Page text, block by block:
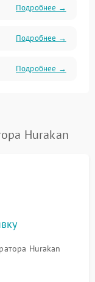
Подробнее →
Подробнее →
Подробнее →
Hurakan
Hurakan